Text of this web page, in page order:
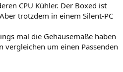
CPU Kühler. Der Boxed ist
trotzdem in einem Silent-PC
mal die Gehäusemaße haben
um einen Passenden